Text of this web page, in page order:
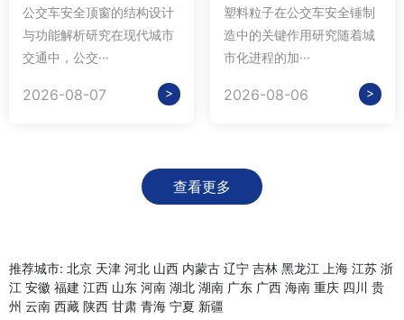
公交车安全顶窗的结构设计
与功能解析研究在现代城市
交通中，公交···
2026-08-07 >
塑料粒子在公交车安全锤制
造中的关键作用研究随着城
市化进程的加···
2026-08-06 >
查看更多
推荐城市: 北京 天津 河北 山西 内蒙古 辽宁 吉林 黑龙江 上海 江苏 浙
江 安徽 福建 江西 山东 河南 湖北 湖南 广东 广西 海南 重庆 四川 贵
州 云南 西藏 陕西 甘肃 青海 宁夏 新疆